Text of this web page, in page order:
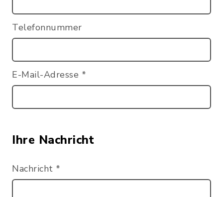
Telefonnummer
E-Mail-Adresse *
Ihre Nachricht
Nachricht *